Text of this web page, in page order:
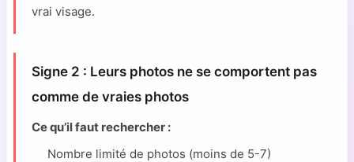
vrai visage.
Signe 2 : Leurs photos ne se comportent pas
comme de vraies photos
Ce qu’il faut rechercher :
Nombre limité de photos (moins de 5-7)